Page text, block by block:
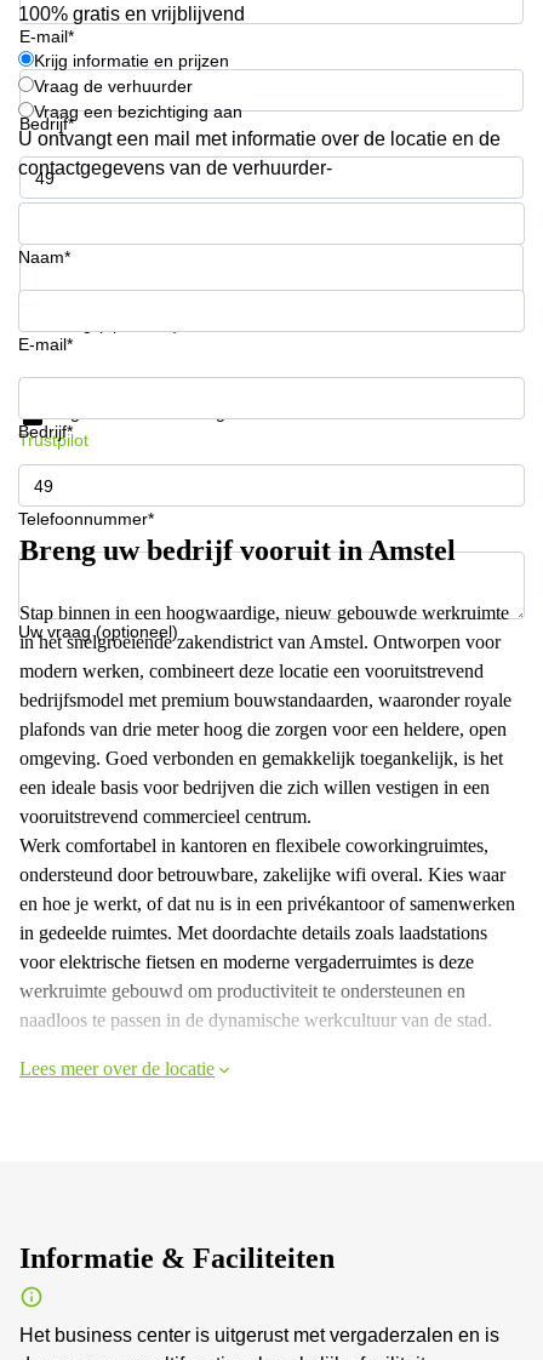
Coworking
space
Zwolle
Coworking
Haarlem
Kantoor
Huren
Hengelo
Nijmegen
E-mail*
Bedrijf*
Telefoonnummer*
100% gratis en vrijblijvend
Krijg informatie en prijzen
Vraag de verhuurder
Vraag een bezichtiging aan
U ontvangt een mail met informatie over de locatie en de
contactgegevens van de verhuurder-
Naam*
E-mail*
Bedrijf*
Telefoonnummer*
Uw vraag (optioneel)
Krijg informatie en prijzen
Trustpilot
Breng uw bedrijf vooruit in Amstel
Stap binnen in een hoogwaardige, nieuw gebouwde werkruimte
in het snelgroeiende zakendistrict van Amstel. Ontworpen voor
modern werken, combineert deze locatie een vooruitstrevend
bedrijfsmodel met premium bouwstandaarden, waaronder royale
plafonds van drie meter hoog die zorgen voor een heldere, open
omgeving. Goed verbonden en gemakkelijk toegankelijk, is het
een ideale basis voor bedrijven die zich willen vestigen in een
vooruitstrevend commercieel centrum.
Werk comfortabel in kantoren en flexibele coworkingruimtes,
ondersteund door betrouwbare, zakelijke wifi overal. Kies waar
en hoe je werkt, of dat nu is in een privékantoor of samenwerken
in gedeelde ruimtes. Met doordachte details zoals laadstations
voor elektrische fietsen en moderne vergaderruimtes is deze
werkruimte gebouwd om productiviteit te ondersteunen en
naadloos te passen in de dynamische werkcultuur van de stad.
Lees meer over de locatie
Informatie & Faciliteiten
Het business center is uitgerust met vergaderzalen en is